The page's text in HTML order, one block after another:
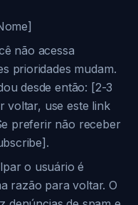
não acessa
prioridades mudam.
desde então: [2-3
voltar, use este link
preferir não receber
o usuário é
razão para voltar. O